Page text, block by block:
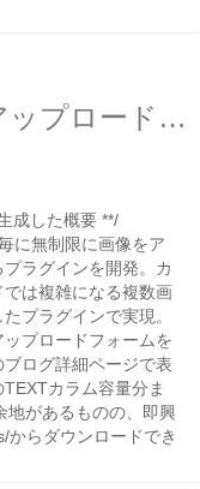
SOY CMSで記事毎画像アップロードプラグインを作成しました
成した概要 **/
に無制限に画像をア
ラグインを開発。カ
では複雑になる複数画
プラグインで実現。
プロードフォームを
ログ詳細ページで表
カラム容量分ま
地があるものの、即興
からダウンロードでき